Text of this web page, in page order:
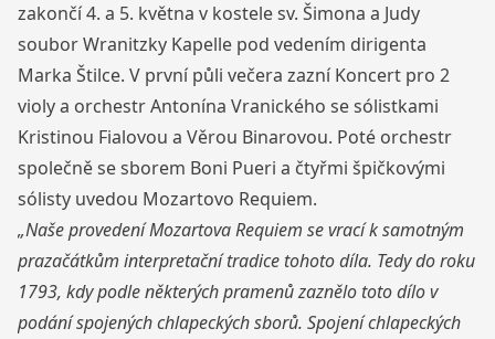
zakončí 4. a 5. května v kostele sv. Šimona a Judy
soubor Wranitzky Kapelle pod vedením dirigenta
Marka Štilce. V první půli večera zazní Koncert pro 2
violy a orchestr Antonína Vranického se sólistkami
Kristinou Fialovou a Věrou Binarovou. Poté orchestr
společně se sborem Boni Pueri a čtyřmi špičkovými
sólisty uvedou Mozartovo Requiem.
„Naše provedení Mozartova Requiem se vrací k samotným
prazačátkům interpretační tradice tohoto díla. Tedy do roku
1793, kdy podle některých pramenů zaznělo toto dílo v
podání spojených chlapeckých sborů. Spojení chlapeckých